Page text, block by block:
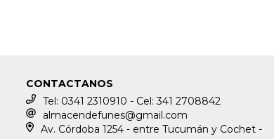
CONTACTANOS
Tel: 0341 2310910 - Cel: 341 2708842
almacendefunes@gmail.com
Av. Córdoba 1254 - entre Tucumán y Cochet -